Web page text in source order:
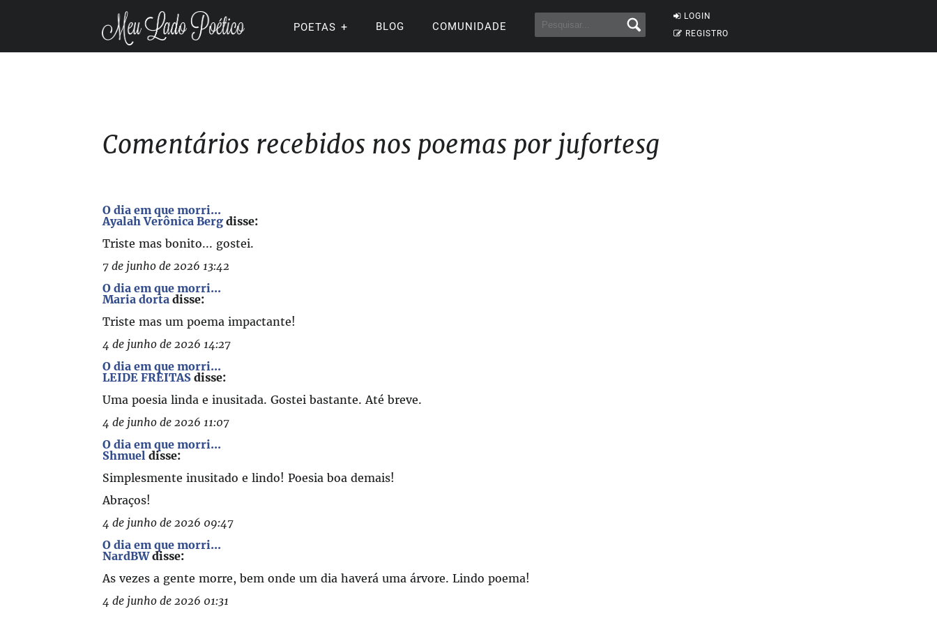
LOGIN
REGISTRO
POETAS BLOG COMUNIDADE
Comentários recebidos nos poemas por jufortesg
O dia em que morri...
Ayalah Verônica Berg disse:
Triste mas bonito... gostei.
7 de junho de 2026 13:42
O dia em que morri...
Maria dorta disse:
Triste mas um poema impactante!
4 de junho de 2026 14:27
O dia em que morri...
LEIDE FREITAS disse:
Uma poesia linda e inusitada. Gostei bastante. Até breve.
4 de junho de 2026 11:07
O dia em que morri...
Shmuel disse:
Simplesmente inusitado e lindo! Poesia boa demais!
Abraços!
4 de junho de 2026 09:47
O dia em que morri...
NardBWdisse:
As vezes a gente morre, bem onde um dia haverá uma árvore. Lindo poema!
4 de junho de 2026 01:31